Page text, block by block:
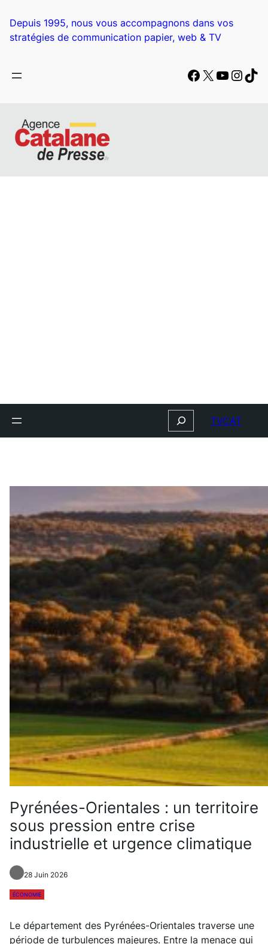
Depuis 1995, nous vous accompagnons dans vos
stratégies de communication papier, web & TV
Facebook
X
Search TVCAT
Pyrénées-Orientales : un territoire
sous pression entre crise
industrielle et urgence climatique
28 Juin 2026
ÉCONOMIE
Le département des Pyrénées-Orientales traverse une
période de turbulences majeures. Entre la menace qui